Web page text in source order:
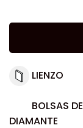
LIENZO
BOLSAS DE
DIAMANTE